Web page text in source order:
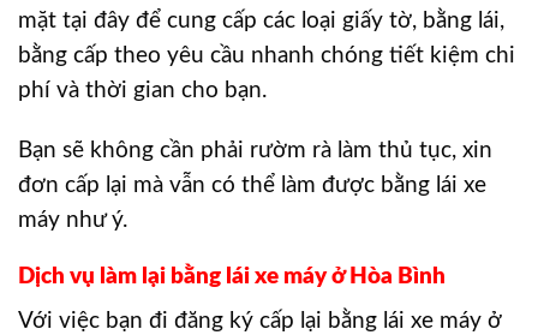
mặt tại đây để cung cấp các loại giấy tờ, bằng lái,
bằng cấp theo yêu cầu nhanh chóng tiết kiệm chi
phí và thời gian cho bạn.
Bạn sẽ không cần phải rườm rà làm thủ tục, xin
đơn cấp lại mà vẫn có thể làm được bằng lái xe
máy như ý.
Dịch vụ làm lại bằng lái xe máy ở Hòa Bình
Với việc bạn đi đăng ký cấp lại bằng lái xe máy ở